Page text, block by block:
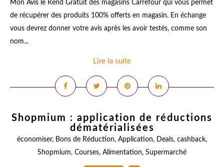
Mon Avis le Rend Gratuit des magasins Carrefour qui vous permet
de récupérer des produits 100% offerts en magasin. En échange
vous devrez donner votre avis après les avoir testés, comme son
nom...
Lire la suite
Shopmium : application de réductions
dématérialisées
économiser, Bons de Réduction, Application, Deals, cashback,
Shopmium, Courses, Alimentation, Supermarché